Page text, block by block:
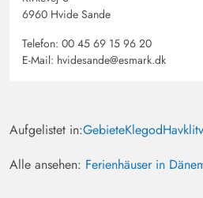
6960 Hvide Sande
Telefon: 00 45 69 15 96 20
E-Mail: hvidesande@esmark.dk
Aufgelistet in:GebieteKlegod
Alle ansehen: Ferienhäuser in